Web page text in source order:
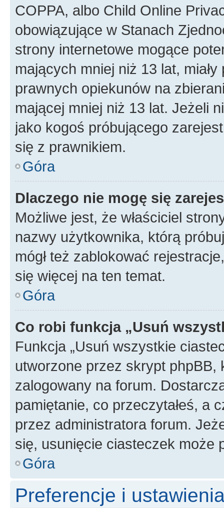
COPPA, albo Child Online
obowiązujące w Stanach
strony internetowe mogące
mających mniej niż 13 lat,
prawnych opiekunów na
mającej mniej niż 13 lat. Jeżeli
jako kogoś próbującego
się z prawnikiem.
Góra
Dlaczego nie mogę się
Możliwe jest, że właściciel
nazwy użytkownika, którą
mógł też zablokować
się więcej na ten temat.
Góra
Co robi funkcja „Usuń
Funkcja „Usuń wszystkie
utworzone przez skrypt
zalogowany na forum.
pamiętanie, co przeczytałeś, a
przez administratora forum.
się, usunięcie ciasteczek może
Góra
Preferencje i